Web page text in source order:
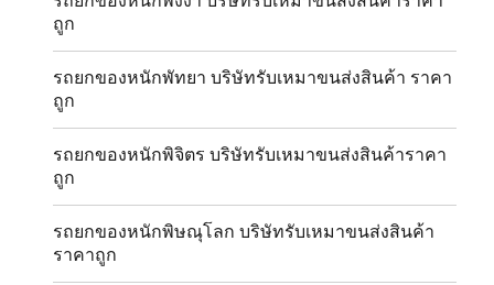
ถูก
รถยกของหนักพัทยา บริษัทรับเหมาขนส่งสินค้า ราคา
ถูก
รถยกของหนักพิจิตร บริษัทรับเหมาขนส่งสินค้าราคา
ถูก
รถยกของหนักพิษณุโลก บริษัทรับเหมาขนส่งสินค้า
ราคาถูก